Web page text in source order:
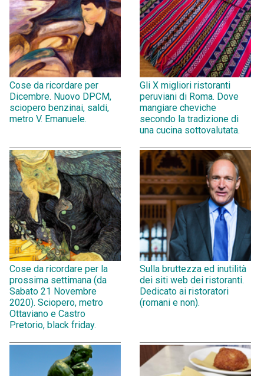
Cose da ricordare per
Dicembre. Nuovo DPCM,
sciopero benzinai, saldi,
metro V. Emanuele.
Gli X migliori ristoranti
peruviani di Roma. Dove
mangiare cheviche
secondo la tradizione di
una cucina sottovalutata.
Cose da ricordare per la
prossima settimana (da
Sabato 21 Novembre
2020). Sciopero, metro
Ottaviano e Castro
Pretorio, black friday.
Sulla bruttezza ed inutilità
dei siti web dei ristoranti.
Dedicato ai ristoratori
(romani e non).